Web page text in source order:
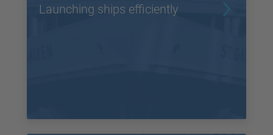
Launching ships efficiently